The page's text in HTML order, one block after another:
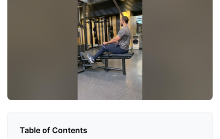
Table of Contents